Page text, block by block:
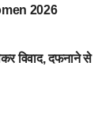
2026
विवाद, दफनाने से